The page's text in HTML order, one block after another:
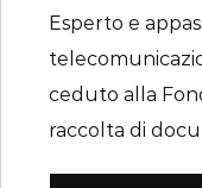
Esperto e
ceduto alla
raccolta di